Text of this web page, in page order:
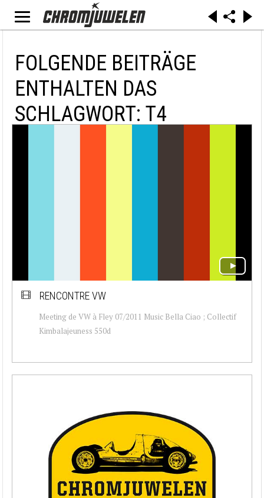
FOLGENDE BEITRÄGE
ENTHALTEN DAS
SCHLAGWORT: T4
RENCONTRE VW
Meeting de VW à Fley 07/2011 Music Bella Ciao ; Collectif
Kimbalajeuness 550d